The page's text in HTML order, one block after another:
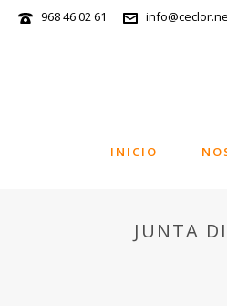
968 46 02 61
INICIO
JUNTA